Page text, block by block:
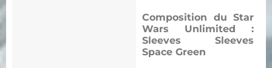
Composition du Star
Wars Unlimited :
Sleeves Sleeves
Space Green